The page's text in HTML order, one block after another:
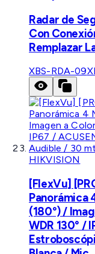
Radar de
Con
Remplazar
XBS-RDA-09
HIKVISION
[FlexVu]
Panorámica
(180°) /
WDR 130° /